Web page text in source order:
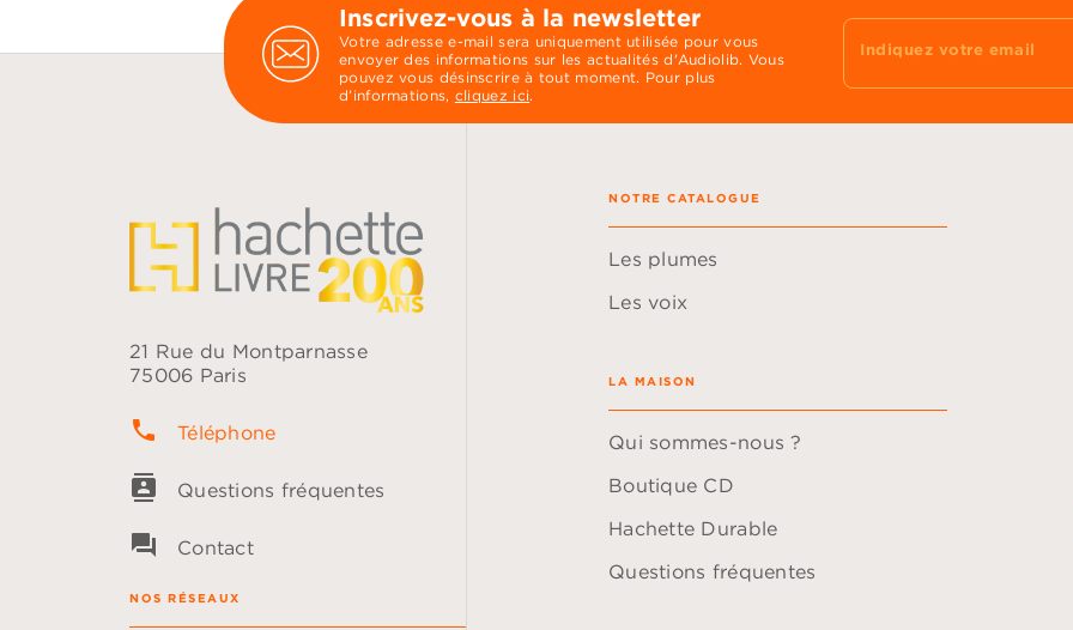
Inscrivez-vous à la newsletter
Votre adresse e-mail sera uniquement utilisée pour vous
envoyer des informations sur les actualités d'Audiolib. Vous
pouvez vous désinscrire à tout moment. Pour plus
d’informations, cliquez ici.
Indiquez votre email
21 Rue du Montparnasse
75006 Paris
phone Téléphone
contacts Questions fréquentes
question_answer Contact
NOS RÉSEAUX
NOTRE CATALOGUE
Les plumes
Les voix
LA MAISON
Qui sommes-nous ?
Boutique CD
Hachette Durable
Questions fréquentes